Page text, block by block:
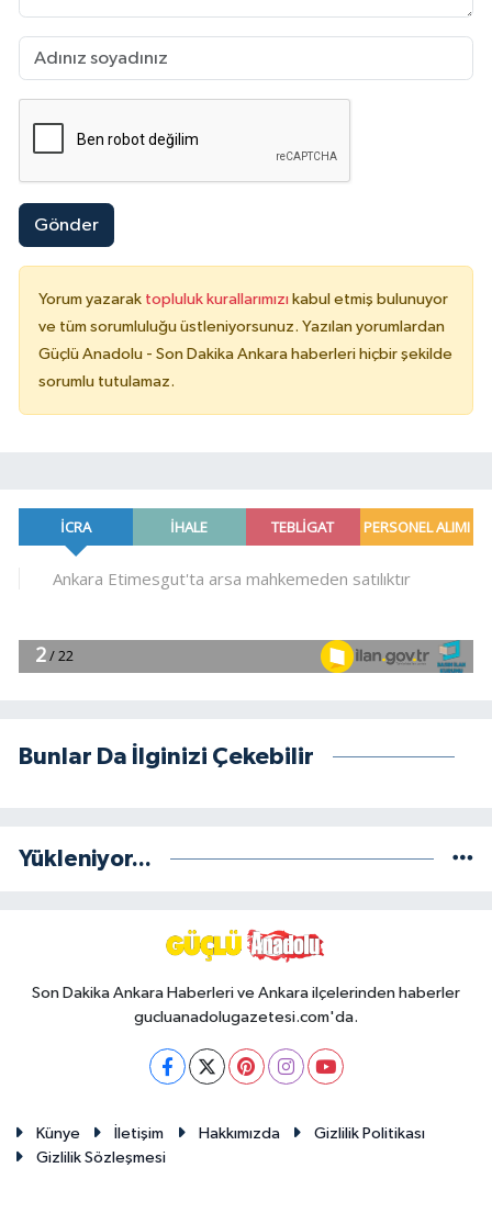
Gönder
Yorum yazarak topluluk kurallarımızı kabul etmiş bulunuyor
ve tüm sorumluluğu üstleniyorsunuz. Yazılan yorumlardan
Güçlü Anadolu - Son Dakika Ankara haberleri hiçbir şekilde
sorumlu tutulamaz.
Bunlar Da İlginizi Çekebilir
Yükleniyor...
Son Dakika Ankara Haberleri ve Ankara ilçelerinden haberler
gucluanadolugazetesi.com'da.
Künye İletişim Hakkımızda
Gizlilik Politikası
Gizlilik Sözleşmesi